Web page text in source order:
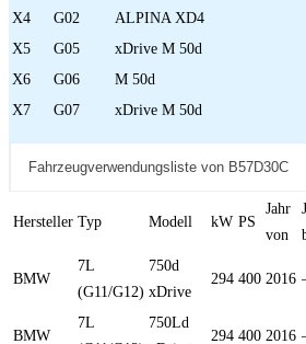
X4
G02
ALPINA XD4
X5
G05
xDrive M 50d
X6
G06
M 50d
X7
G07 xDrive M 50d
Fahrzeugverwendungsliste von B57D30C
Hersteller Typ Modell kW PS
Jahr
von
BMW
7L
(G11/G12)
750d
xDrive
294 400 2016
BMW
7L
750Ld
294 400 2016